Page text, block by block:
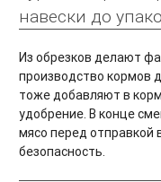
навески до
Из обрезков делают
производство кормов
тоже добавляют в
удобрение. В конце
мясо перед отправкой
безопасность.